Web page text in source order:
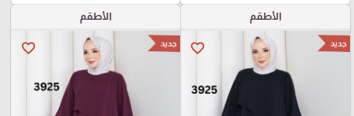
الأطقم
favorite_border جديد
الأطقم
favorite_border جديد